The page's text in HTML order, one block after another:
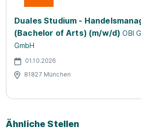
Duales Studium -
(Bachelor of Arts) (m/w/d) OBI
GmbH
01.10.2026
81827 München
Ähnliche Stellen